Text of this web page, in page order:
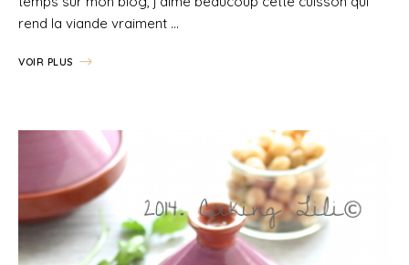
rend la viande vraiment …
VOIR PLUS